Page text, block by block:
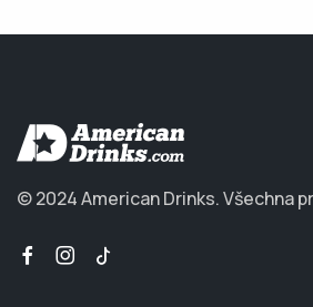
© 2024 American Drinks.Všechna